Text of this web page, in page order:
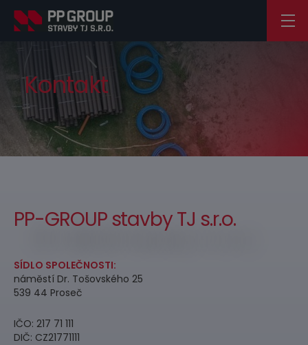
Kontakt
PP-GROUP stavby TJ s.r.o.
SÍDLO SPOLEČNOSTI:
náměstí Dr. Tošovského 25
539 44 Proseč
IČO: 217 71 111
DIČ: CZ21771111